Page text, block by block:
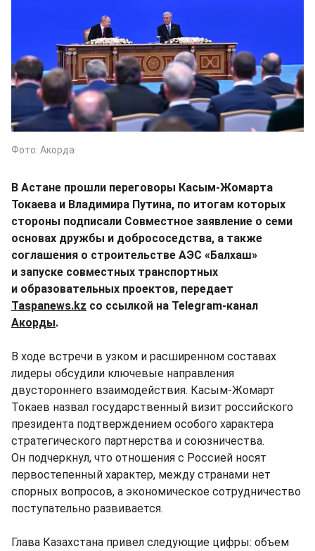
Фото: Акорда
В Астане прошли переговоры Касым-Жомарта
Токаева и Владимира Путина, по итогам которых
стороны подписали Совместное заявление о семи
основах дружбы и добрососедства, а также
соглашения о строительстве АЭС «Балхаш»
и запуске совместных транспортных
и образовательных проектов, передает
Taspanews.kz со ссылкой на Telegram-канал
Акорды.
В ходе встречи в узком и расширенном составах
лидеры обсудили ключевые направления
двустороннего взаимодействия. Касым-Жомарт
Токаев назвал государственный визит российского
президента подтверждением особого характера
стратегического партнерства и союзничества.
Он подчеркнул, что отношения с Россией носят
первостепенный характер, между странами нет
спорных вопросов, а экономическое сотрудничество
поступательно развивается.
Глава Казахстана привел следующие цифры: объем